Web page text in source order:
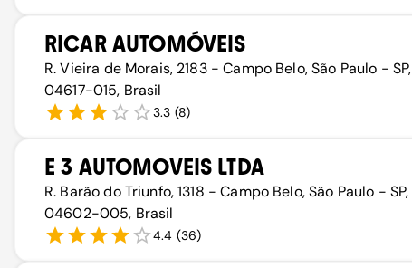
RICAR AUTOMÓVEIS
R. Vieira de Morais, 2183 - Campo Belo, São Paulo - SP,
04617-015, Brasil
3.3 (8)
E 3 AUTOMOVEIS LTDA
R. Barão do Triunfo, 1318 - Campo Belo, São Paulo - SP,
04602-005, Brasil
4.4 (36)